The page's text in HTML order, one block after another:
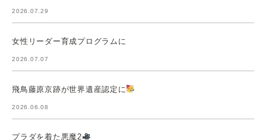
2026.07.29
女性リーダー育成プログラムに
2026.07.07
飛鳥藤原京跡が世界遺産認定に
2026.06.08
プラダを着た悪魔2